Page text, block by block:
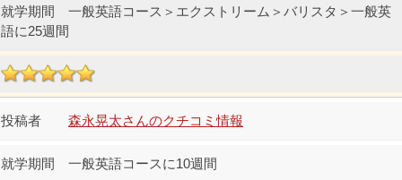
一般英語コース＞エクストリーム＞バリスタ＞一般英
語に25週間
森永晃太さんのクチコミ情報
一般英語コースに10週間